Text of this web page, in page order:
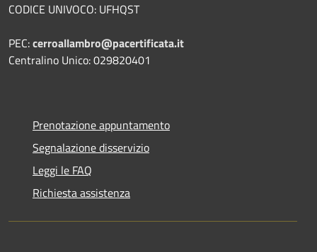
CODICE UNIVOCO: UFHQST
PEC:cerroallambro@pacertificata.it
Centralino Unico: 029820401
Prenotazione appuntamento
Segnalazione disservizio
Leggi le FAQ
Richiesta assistenza